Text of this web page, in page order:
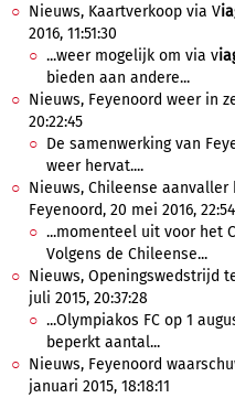
Nieuws, Kaartverkoop via V
2016, 11:51:30
...weer mogelijk om via v
bieden aan andere...
Nieuws, Feyenoord weer in
20:22:45
De samenwerking van
weer hervat....
Nieuws, Chileense
Feyenoord, 20 mei 2016,
...momenteel uit voor het
Volgens de Chileense...
Nieuws, Openingswedstrijd
juli 2015, 20:37:28
...Olympiakos FC op 1
beperkt aantal...
Nieuws, Feyenoord
januari 2015, 18:18:11